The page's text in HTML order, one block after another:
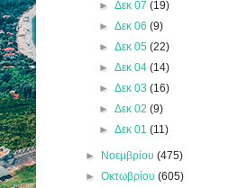
► Δεκ 07 (19)
► Δεκ 06 (9)
► Δεκ 05 (22)
► Δεκ 04 (14)
► Δεκ 03 (16)
► Δεκ 02 (9)
► Δεκ 01 (11)
► Νοεμβρίου(475)
►Οκτωβρίου(605)